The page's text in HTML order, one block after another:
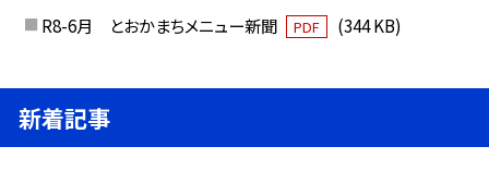
R8-6月 とおかまちメニュー新聞
PDF (344 KB)
新着記事